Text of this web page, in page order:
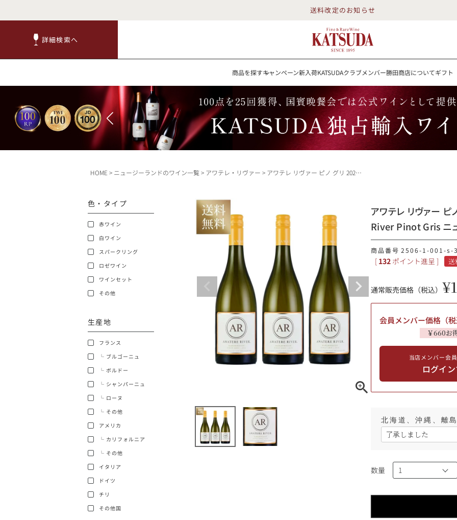
送料改定のお知らせ
詳細検索へ
商品を探すキャンペーン新入荷KATSUDAクラブメンバー勝田商店についてギフト
送料改定のお知らせ
詳細検索へ
商品を探すキャンペーン新入荷KATSUDAクラブメンバー勝田商店について
赤ワイン
白ワイン スパークリング ロゼワイン RP100点
勝田商店について
ギフトラッピング
ルロワ
生産地から探す
ブルゴーニュ
ボルドー シャンパーニュ
ローヌ
カリフォルニア
赤ワイン 白ワイン
スパークリング ロゼワイン
価格帯から探す
10,000円〜39,999円
お得な情報を受け取る
HOME ニュージーランドのワイン一覧 アワテレ・リヴァー アワテレ リヴァー ピノ グリ 2024 [3本セット] Awatere River Pinot Gris ニュージーランド 白ワイン
色・タイプ
赤ワイン
白ワイン
スパークリング
ロゼワイン
ワインセット
その他
生産地
フランス
└ ブルゴーニュ
└ ボルドー
└ シャンパーニュ
└ ローヌ
└ その他
アメリカ
└ カリフォルニア
└ その他
イタリア
ドイツ
チリ
その他国
アワテレ リヴァー
River Pinot Gris ニ
商品番号 2506-1-001-s-
[ 132 ポイント進呈 ] 送
通常販売価格（税込） ¥
会員メンバー価格（
￥660お
当店メンバー会
ログイ
北海道、沖縄、離
数量